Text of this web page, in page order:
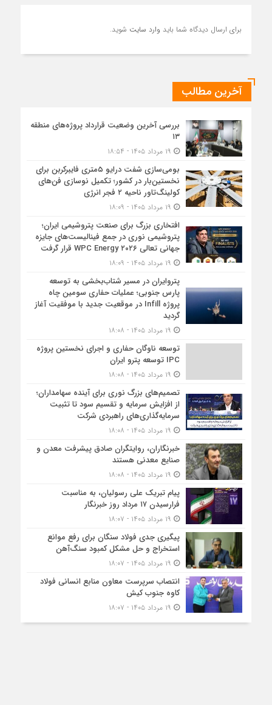
برای ارسال دیدگاه شما باید وارد سایت شوید.
آخرین مطالب
بررسی آخرین وضعیت قرارداد پروژه‌های منطقه
۱۳
بومی‌سازی شفت درایو ۵متری فایبرکربن برای
نخستین‌بار در کشور؛ تکمیل نوسازی فن‌های
کولینگ‌تاور ناحیه ۲ فجر انرژی
افتخاری بزرگ برای صنعت پتروشیمی ایران؛
پتروشیمی نوری در جمع فینالیست‌های جایزه
جهانی تعالی WPC Energy ۲۰۲۶ قرار گرفت
پتروایران در مسیر شتاب‌بخشی به توسعه
پارس جنوبی؛ عملیات حفاری سومین چاه
پروژه Infill در موقعیت جدید با موفقیت آغاز
گردید
توسعه ناوگان حفاری و اجرای نخستین پروژه
IPC توسعه پترو ایران
تصمیم‌های بزرگ نوری برای آینده سهامداران؛
از افزایش سرمایه و تقسیم سود تا تثبیت
سرمایه‌گذاری‌های راهبردی شرکت
خبرنگاران، روایتگران صادق پیشرفت معدن و
صنایع معدنی هستند
پیام تبریک علی رسولیان، به مناسبت
فرارسیدن ۱۷ مرداد روز خبرنگار
پیگیری جدی فولاد سنگان برای رفع موانع
استخراج و حل مشکل کمبود سنگ‌آهن
انتصاب سرپرست معاون منابع انسانی فولاد
کاوه جنوب کیش